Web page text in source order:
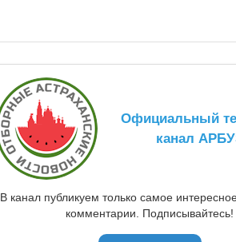
Официальный
канал
В канал публикуем только самое
комментарии. Подписывайтесь!